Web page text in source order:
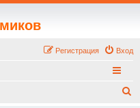
Вход
Регистрация